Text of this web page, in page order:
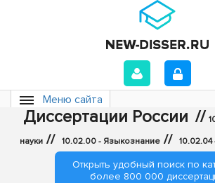
Меню сайта
Диссертации России //
науки // 10.02.00 - Языкознание //
Открыть удобный поиск по
более 800 000